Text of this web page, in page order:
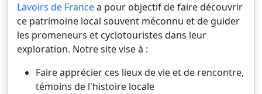
Lavoirs de Francea pour objectif de faire découvrir
ce patrimoine local souvent méconnu et de guider
les promeneurs et cyclotouristes dans leur
exploration. Notre site vise à :
Faire apprécier ces lieux de vie et de rencontre,
témoins de l'histoire locale